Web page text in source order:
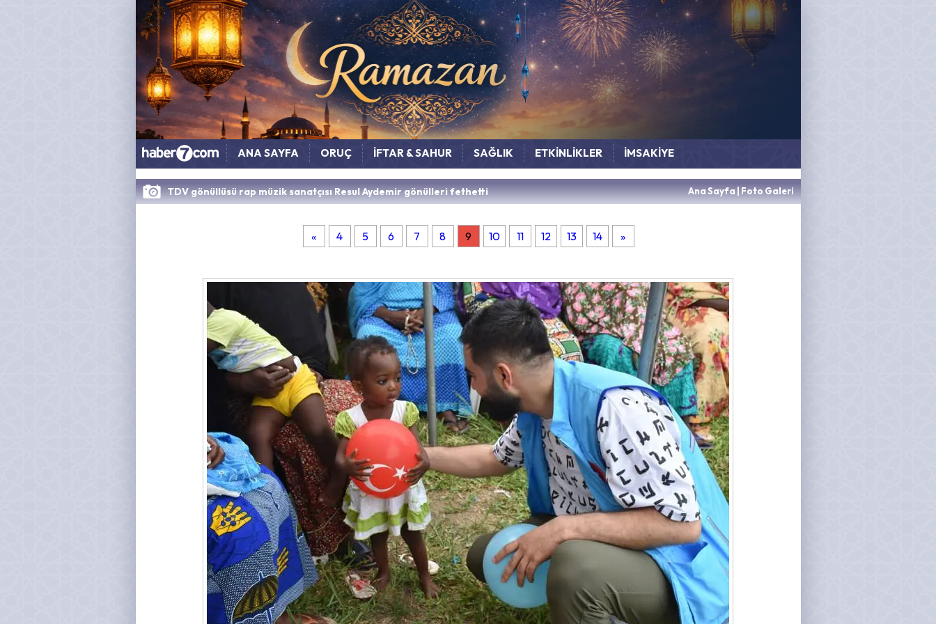
ANA SAYFA ORUÇ İFTAR & SAHUR SAĞLIK ETKİNLİKLER İMSAKİYE
TDV gönüllüsü rap müzik sanatçısı Resul Aydemir gönülleri fethetti Ana Sayfa|Foto Galeri
« 4 5 6 7 8 9 10 11 12 13 14 »